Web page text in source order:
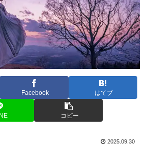
Facebook はてブ
コピー
2025.09.30